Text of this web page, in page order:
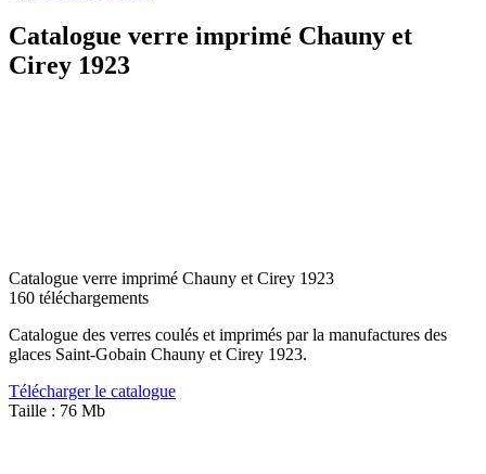
Catalogue verre imprimé Chauny et
Cirey 1923
Catalogue verre imprimé Chauny et Cirey 1923
160 téléchargements
Catalogue des verres coulés et imprimés par la manufactures des
glaces Saint-Gobain Chauny et Cirey 1923.
Télécharger le catalogue
Taille : 76 Mb